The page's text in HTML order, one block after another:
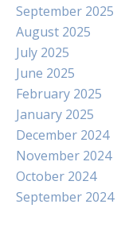
September 2025
August 2025
July 2025
June 2025
February 2025
January 2025
December 2024
November 2024
October 2024
September 2024